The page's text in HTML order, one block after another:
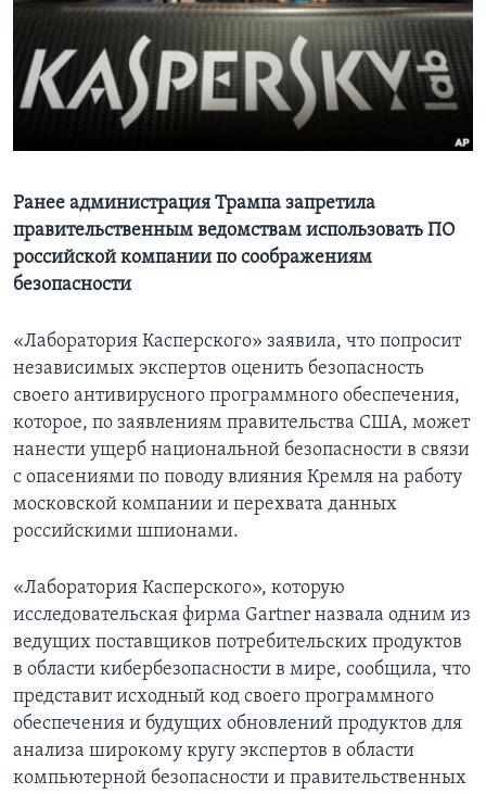
Learning English
СОЦИАЛЬНЫЕ СЕТИ
Языки
Ранее администрация Трампа запретила
правительственным ведомствам использовать ПО
российской компании по соображениям
безопасности
«Лаборатория Касперского» заявила, что попросит
независимых экспертов оценить безопасность
своего антивирусного программного обеспечения,
которое, по заявлениям правительства США, может
нанести ущерб национальной безопасности в связи
с опасениями по поводу влияния Кремля на работу
московской компании и перехвата данных
российскими шпионами.
«Лаборатория Касперского», которую
исследовательская фирма Gartner назвала одним из
ведущих поставщиков потребительских продуктов
в области кибербезопасности в мире, сообщила, что
представит исходный код своего программного
обеспечения и будущих обновлений продуктов для
анализа широкому кругу экспертов в области
компьютерной безопасности и правительственных